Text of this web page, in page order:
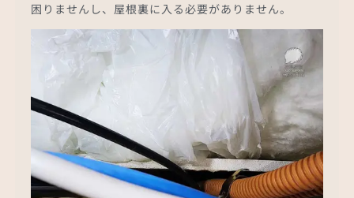
困りませんし、屋根裏に入る必要がありません。